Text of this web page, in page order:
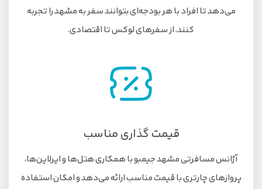
می‌دهد تا افراد با هر بودجه‌ای بتوانند سفر به مشهد را تجربه
کنند، از سفرهای لوکس تا اقتصادی.
قیمت گذاری مناسب
آژانس مسافرتی مشهد جیمبو با همکاری هتل‌ها و ایرلاین‌ها،
پروازهای چارتری با قیمت مناسب ارائه می‌دهد و امکان استفاده